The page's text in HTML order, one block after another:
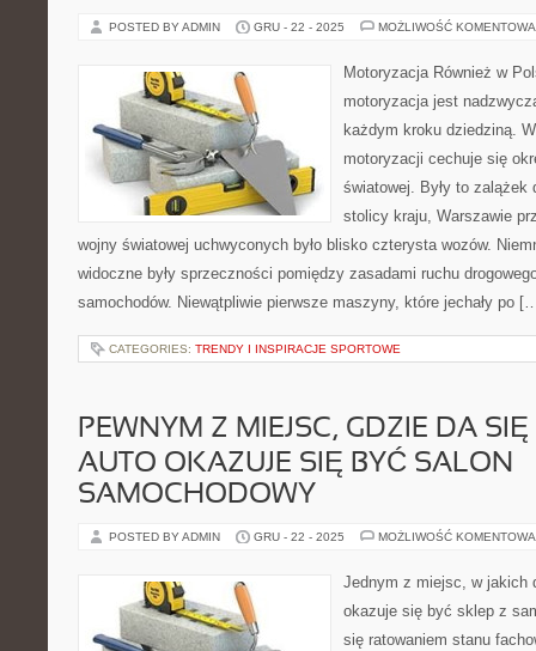
POSTED BY ADMIN GRU - 22 - 2025 MOŻLIWOŚĆ
Motoryzacja Również w
motoryzacja jest
każdym kroku dziedziną.
motoryzacji cechuje się
światowej. Były to zalążek
stolicy kraju, Warszawie
wojny światowej uchwyconych było blisko czterysta wozów.
widoczne były sprzeczności pomiędzy zasadami ruchu
samochodów. Niewątpliwie pierwsze maszyny, które jechały po
CATEGORIES: TRENDY I INSPIRACJE SPORTOWE
PEWNYM Z MIEJSC, GDZIE DA
AUTO OKAZUJE SIĘ BYĆ SALON
SAMOCHODOWY
POSTED BY ADMIN GRU - 22 - 2025 MOŻLIWOŚĆ
Jednym z miejsc, w jakich
okazuje się być sklep z
się ratowaniem stanu